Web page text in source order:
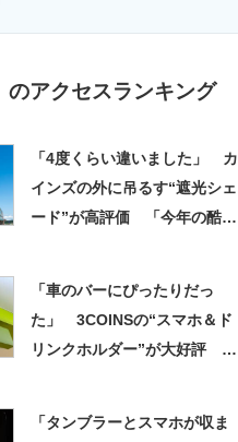
のアクセスランキング
「4度くらい違いました」 カ
インズの外に吊るす“遮光シェ
ード”が高評価 「今年の酷暑
「車のバーにぴったりだっ
た」 3COINSの“スマホ＆ド
リンクホルダー”が大好評
「タンブラーとスマホが収ま